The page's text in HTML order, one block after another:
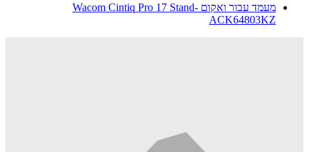
מעמד עבור ואקום Wacom Cintiq Pro 17 Stand-
ACK64803KZ